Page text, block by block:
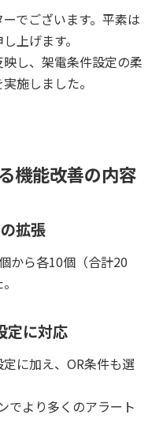
でございます。平素は
上げます。
し、架電条件設定の柔
施しました。
機能改善の内容
拡張
から各10個（合計20
定に対応
に加え、OR条件も選
でより多くのアラート